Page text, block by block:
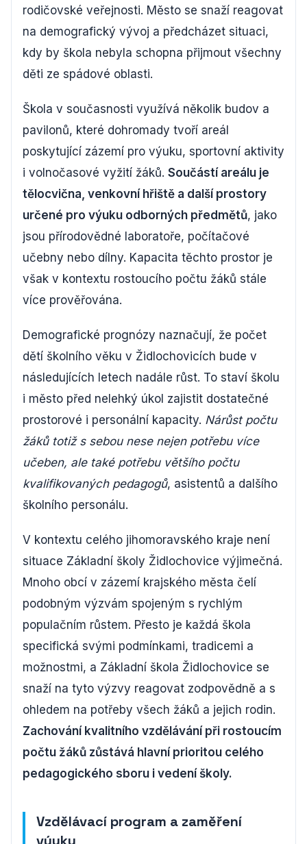
rodičovské veřejnosti. Město se snaží reagovat
na demografický vývoj a předcházet situaci,
kdy by škola nebyla schopna přijmout všechny
děti ze spádové oblasti.
Škola v současnosti využívá několik budov a
pavilonů, které dohromady tvoří areál
poskytující zázemí pro výuku, sportovní aktivity
i volnočasové vyžití žáků. Součástí areálu je
tělocvična, venkovní hřiště a další prostory
určené pro výuku odborných předmětů, jako
jsou přírodovědné laboratoře, počítačové
učebny nebo dílny. Kapacita těchto prostor je
však v kontextu rostoucího počtu žáků stále
více prověřována.
Demografické prognózy naznačují, že počet
dětí školního věku v Židlochovicích bude v
následujících letech nadále růst. To staví školu
i město před nelehký úkol zajistit dostatečné
prostorové i personální kapacity. Nárůst počtu
žáků totiž s sebou nese nejen potřebu více
učeben, ale také potřebu většího počtu
kvalifikovaných pedagogů, asistentů a dalšího
školního personálu.
V kontextu celého jihomoravského kraje není
situace Základní školy Židlochovice výjimečná.
Mnoho obcí v zázemí krajského města čelí
podobným výzvám spojeným s rychlým
populačním růstem. Přesto je každá škola
specifická svými podmínkami, tradicemi a
možnostmi, a Základní škola Židlochovice se
snaží na tyto výzvy reagovat zodpovědně a s
ohledem na potřeby všech žáků a jejich rodin.
Zachování kvalitního vzdělávání při rostoucím
počtu žáků zůstává hlavní prioritou celého
pedagogického sboru i vedení školy.
Vzdělávací program a zaměření